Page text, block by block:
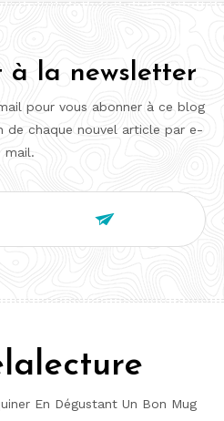
à la newsletter
pour vous abonner à ce blog
de chaque nouvel article par e-
mail.

En Dégustant Un Bon Mug